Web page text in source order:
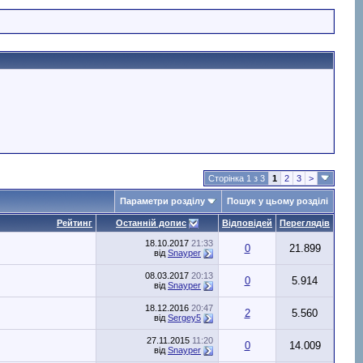
Сторінка 1 з 3 1 2 3 >
Параметри розділу Пошук у цьому розділі
Рейтинг Останній допис Відповідей Переглядів
18.10.2017 21:33
від Snayper 0 21.899
08.03.2017 20:13
від Snayper 0 5.914
18.12.2016 20:47
від Sergey5 2 5.560
27.11.2015 11:20
від Snayper 0 14.009